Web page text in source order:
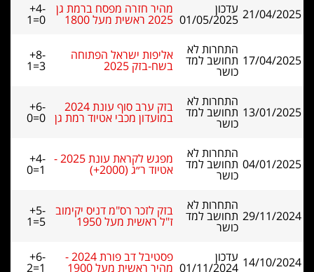
21/04/2025 עדכון
01/05/2025
מהיר חזרה מפסח ברמת גן
2025 ראשית מעל 1800
+4-
1=0
17/04/2025
התחרות לא
תחושב למד
כושר
אליפות ישראל הפתוחה
בשח-בזק 2025
+8-
1=3
13/01/2025
התחרות לא
תחושב למד
כושר
בזק ערב סוף עונת 2024
במועדון מכבי אטיוד רמת גן
+6-
0=0
04/01/2025
התחרות לא
תחושב למד
כושר
מפגש לקראת עונת 2025 -
אטיוד ר״ג (2000+)
+4-
0=1
29/11/2024
התחרות לא
תחושב למד
כושר
בזק לזכר רס"מ דניס יקימוב
ז"ל ראשית מעל 1950
+5-
1=5
14/10/2024 עדכון
01/11/2024
פסטיבל דב פורת 2024 -
מהיר ראשית מעל 1900
+6-
2=1